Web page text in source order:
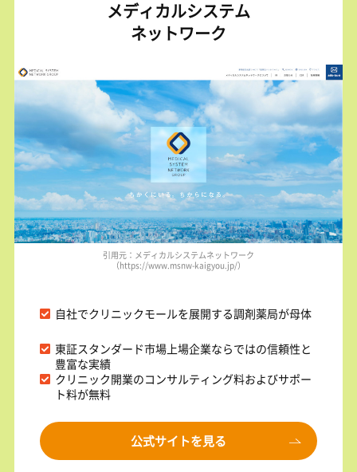
メディカルシステム
ネットワーク
引用元：メディカルシステムネットワーク
（https://www.msnw-kaigyou.jp/）
自社でクリニックモールを展開する調剤薬局が母体
東証スタンダード市場上場企業ならではの信頼性と
豊富な実績
クリニック開業のコンサルティング料およびサポー
ト料が無料
公式サイトを見る